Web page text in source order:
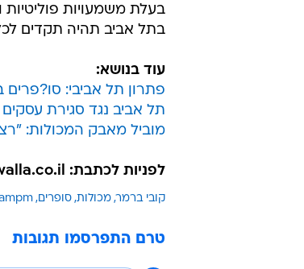
בעלת משמעויות
בתל אביב תהיה תקדים
עוד בנושא:
פתרון תל אביבי:
תל אביב נגד סגירת
מוביל מאבק המכולות:
לפניות לכתבת: daniellerosenbaum@walla.co.il
קובי ברמר מכולות סופרים
טרם התפרסמו תגובות